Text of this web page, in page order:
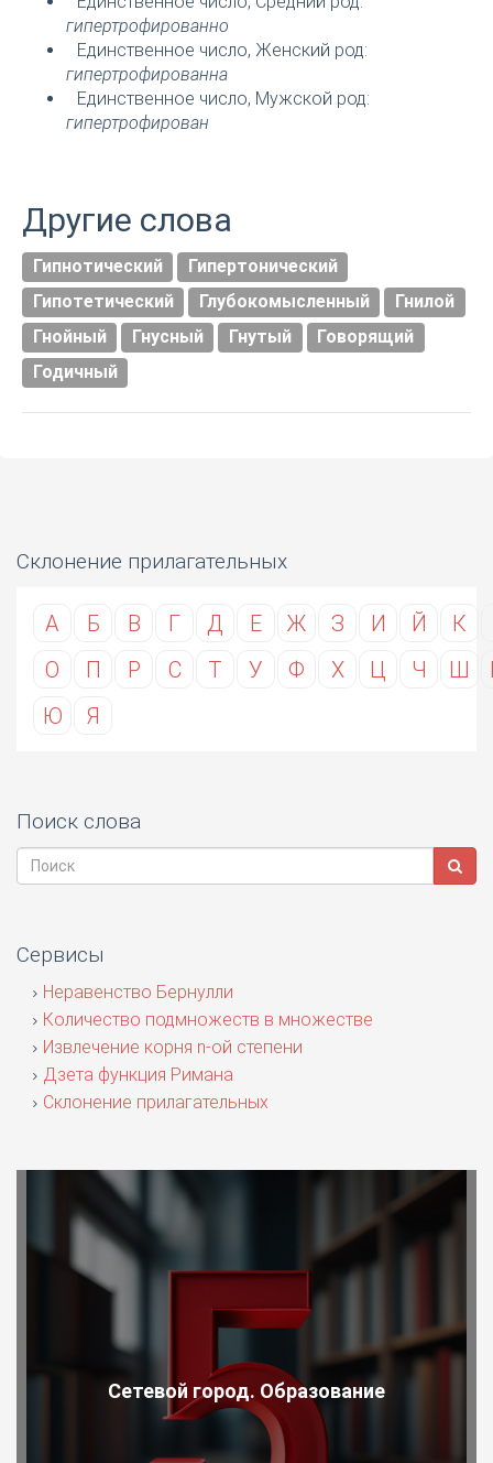
гипертрофированно
Единственное число, Женский род:
гипертрофированна
Единственное число, Мужской род:
гипертрофирован
Другие слова
Гипнотический
Гипертонический
Гипотетический
Глубокомысленный
Гнилой
Гнойный
Гнусный Гнутый
Говорящий
Годичный
Склонение прилагательных
А Б В Г Д Е Ж З И Й К
О
П Р С Т У Ф Х Ц Ч Ш
Ю
Я
Поиск слова
Сервисы
Неравенство Бернулли
Количество подмножеств в множестве
Извлечение корня n-ой степени
Дзета функция Римана
Склонение прилагательных
Сетевой город. Образование